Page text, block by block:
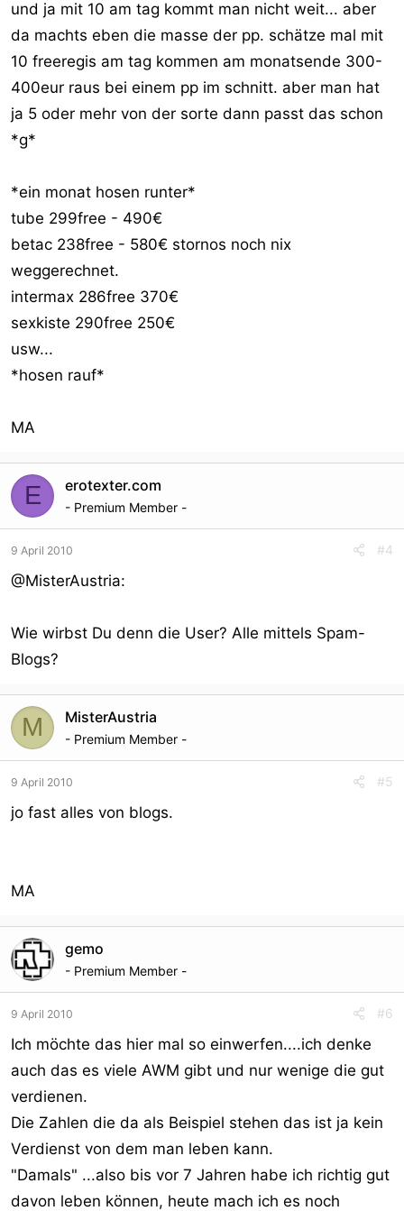
und ja mit 10 am tag kommt man nicht weit... aber
da machts eben die masse der pp. schätze mal mit
10 freeregis am tag kommen am monatsende 300-
400eur raus bei einem pp im schnitt. aber man hat
ja 5 oder mehr von der sorte dann passt das schon
*g*
*ein monat hosen runter*
tube 299free - 490€
betac 238free - 580€ stornos noch nix
weggerechnet.
intermax 286free 370€
sexkiste 290free 250€
usw...
*hosen rauf*
MA
E erotexter.com
- Premium Member -
9 April 2010 #4
@MisterAustria:
Wie wirbst Du denn die User? Alle mittels Spam-
Blogs?
M MisterAustria
- Premium Member -
9 April 2010 #5
jo fast alles von blogs.
MA
gemo
- Premium Member -
9 April 2010 #6
Ich möchte das hier mal so einwerfen....ich denke
auch das es viele AWM gibt und nur wenige die gut
verdienen.
Die Zahlen die da als Beispiel stehen das ist ja kein
Verdienst von dem man leben kann.
"Damals" ...also bis vor 7 Jahren habe ich richtig gut
davon leben können, heute mach ich es noch